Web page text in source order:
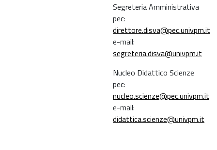
Segreteria Amministrativa
pec:
direttore.disva@pec.univpm.it
e-mail:
segreteria.disva@univpm.it
Nucleo Didattico Scienze
pec:
nucleo.scienze@pec.univpm.it
e-mail:
didattica.scienze@univpm.it